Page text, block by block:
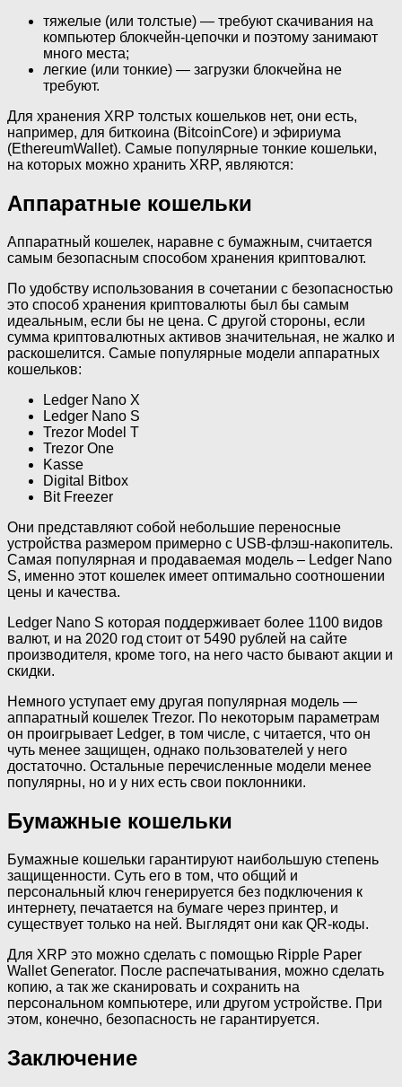
тяжелые (или толстые) — требуют скачивания на
компьютер блокчейн-цепочки и поэтому занимают
много места;
легкие (или тонкие) — загрузки блокчейна не
требуют.
Для хранения XRP толстых кошельков нет, они есть,
например, для биткоина (BitcoinCore) и эфириума
(EthereumWallet). Самые популярные тонкие кошельки,
на которых можно хранить XRP, являются:
Аппаратные кошельки
Аппаратный кошелек, наравне с бумажным, считается
самым безопасным способом хранения криптовалют.
По удобству использования в сочетании с безопасностью
это способ хранения криптовалюты был бы самым
идеальным, если бы не цена. С другой стороны, если
сумма криптовалютных активов значительная, не жалко и
раскошелится. Самые популярные модели аппаратных
кошельков:
Ledger Nano X
Ledger Nano S
Trezor Model T
Trezor One
Kasse
Digital Bitbox
Bit Freezer
Они представляют собой небольшие переносные
устройства размером примерно с USB-флэш-накопитель.
Самая популярная и продаваемая модель – Ledger Nano
S, именно этот кошелек имеет оптимально соотношении
цены и качества.
Ledger Nano S которая поддерживает более 1100 видов
валют, и на 2020 год стоит от 5490 рублей на сайте
производителя, кроме того, на него часто бывают акции и
скидки.
Немного уступает ему другая популярная модель —
аппаратный кошелек Trezor. По некоторым параметрам
он проигрывает Ledger, в том числе, с читается, что он
чуть менее защищен, однако пользователей у него
достаточно. Остальные перечисленные модели менее
популярны, но и у них есть свои поклонники.
Бумажные кошельки
Бумажные кошельки гарантируют наибольшую степень
защищенности. Суть его в том, что общий и
персональный ключ генерируется без подключения к
интернету, печатается на бумаге через принтер, и
существует только на ней. Выглядят они как QR-коды.
Для XRP это можно сделать с помощью Ripple Paper
Wallet Generator. После распечатывания, можно сделать
копию, а так же сканировать и сохранить на
персональном компьютере, или другом устройстве. При
этом, конечно, безопасность не гарантируется.
Заключение